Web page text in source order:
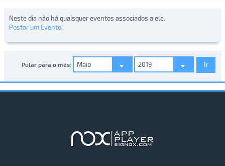
Neste dia não há quaisquer eventos associados a ele.
Postar um Evento.
Pular para o mês: